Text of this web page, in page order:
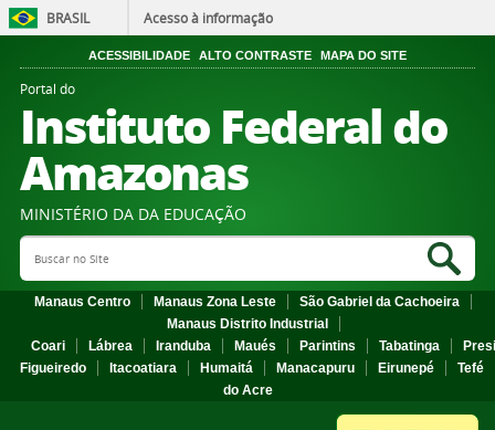
BRASIL Acesso à informação
ACESSIBILIDADE ALTO CONTRASTE MAPA DO SITE
Portal do
Instituto Federal do
Amazonas
MINISTÉRIO DA DA EDUCAÇÃO
Search Site
Manaus Centro Manaus Zona Leste
São Gabriel da Cachoeira
Manaus Distrito Industrial
Coari
Lábrea Iranduba Maués Parintins Tabatinga
Figueiredo
Itacoatiara Humaitá Manacapuru Eirunepé
Tefé
do Acre